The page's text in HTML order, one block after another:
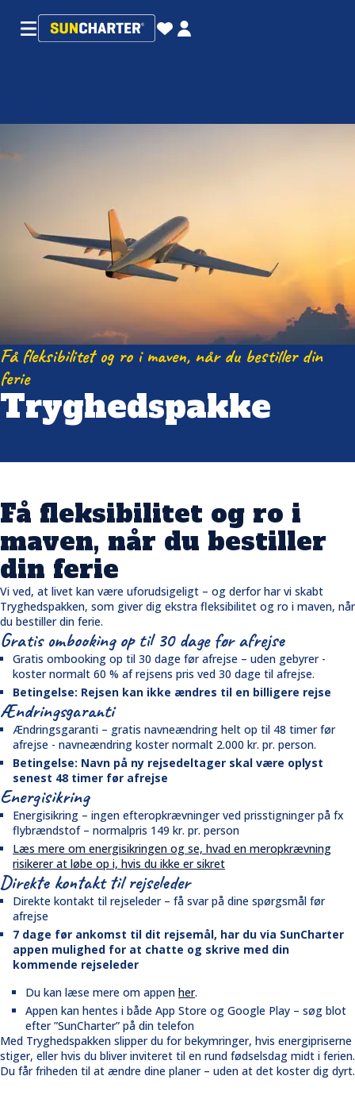
Få fleksibilitet og ro i maven, når du bestiller din
ferie
Tryghedspakke
Få fleksibilitet og ro i
maven, når du bestiller
din ferie
Vi ved, at livet kan være uforudsigeligt – og derfor har vi skabt
Tryghedspakken, som giver dig ekstra fleksibilitet og ro i maven, når
du bestiller din ferie.
Gratis ombooking op til 30 dage før afrejse
Gratis ombooking op til 30 dage før afrejse – uden gebyrer -
koster normalt 60 % af rejsens pris ved 30 dage til afrejse.
Betingelse: Rejsen kan ikke ændres til en billigere rejse
Ændringsgaranti
Ændringsgaranti – gratis navneændring helt op til 48 timer før
afrejse - navneændring koster normalt 2.000 kr. pr. person.
Betingelse: Navn på ny rejsedeltager skal være oplyst
senest 48 timer før afrejse
Energisikring
Energisikring – ingen efteropkrævninger ved prisstigninger på fx
flybrændstof – normalpris 149 kr. pr. person
Læs mere om energisikringen og se, hvad en meropkrævning
risikerer at løbe op i, hvis du ikke er sikret
Direkte kontakt til rejseleder
Direkte kontakt til rejseleder – få svar på dine spørgsmål før
afrejse
7 dage før ankomst til dit rejsemål, har du via SunCharter
appen mulighed for at chatte og skrive med din
kommende rejseleder
Du kan læse mere om appen her.
Appen kan hentes i både App Store og Google Play – søg blot
efter ”SunCharter” på din telefon
Med Tryghedspakken slipper du for bekymringer, hvis energipriserne
stiger, eller hvis du bliver inviteret til en rund fødselsdag midt i ferien.
Du får friheden til at ændre dine planer – uden at det koster dig dyrt.